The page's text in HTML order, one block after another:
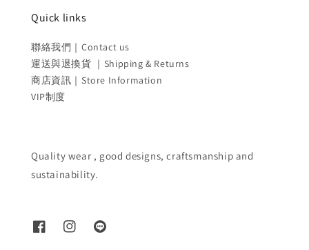
Quick links
聯絡我們｜Contact us
運送與退換貨 ｜Shipping & Returns
商店資訊｜Store Information
VIP制度
Quality wear , good designs, craftsmanship and
sustainability.